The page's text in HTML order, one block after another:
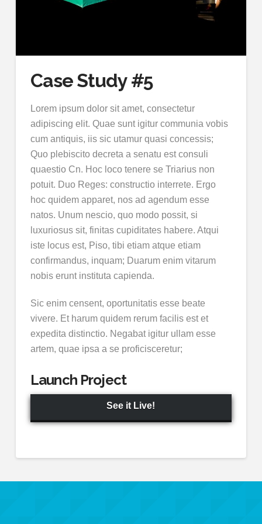
Case Study #5
Lorem ipsum dolor sit amet, consectetur
adipiscing elit. Quae sunt igitur communia vobis
cum antiquis, iis sic utamur quasi concessis;
Quo plebiscito decreta a senatu est consuli
quaestio Cn. Hoc loco tenere se Triarius non
potuit. Duo Reges: constructio interrete. Ergo
hoc quidem apparet, nos ad agendum esse
natos. Unum nescio, quo modo possit, si
luxuriosus sit, finitas cupiditates habere. Atqui
iste locus est, Piso, tibi etiam atque etiam
confirmandus, inquam; Duarum enim vitarum
nobis erunt instituta capienda.
Sic enim censent, oportunitatis esse beate
vivere. Et harum quidem rerum facilis est et
expedita distinctio. Negabat igitur ullam esse
artem, quae ipsa a se proficisceretur;
Launch Project
See it Live!